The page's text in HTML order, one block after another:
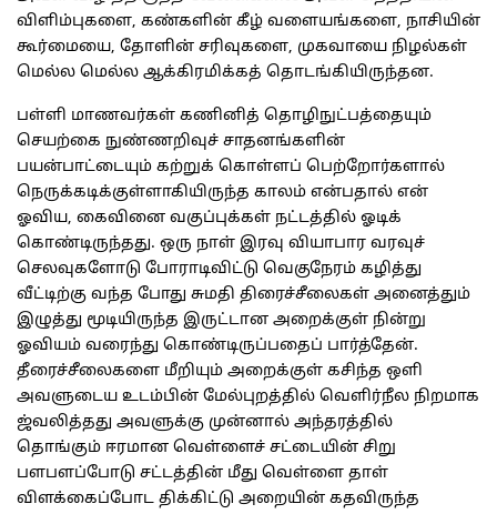
விளிம்புகளை, கண்களின் கீழ் வளையங்களை, நாசியின்
கூர்மையை, தோளின் சரிவுகளை, முகவாயை நிழல்கள்
மெல்ல மெல்ல ஆக்கிரமிக்கத் தொடங்கியிருந்தன.
பள்ளி மாணவர்கள் கணினித் தொழிநுட்பத்தையும்
செயற்கை நுண்ணறிவுச் சாதனங்களின்
பயன்பாட்டையும் கற்றுக் கொள்ளப் பெற்றோர்களால்
நெருக்கடிக்குள்ளாகியிருந்த காலம் என்பதால் என்
ஓவிய, கைவினை வகுப்புக்கள் நட்டத்தில் ஓடிக்
கொண்டிருந்தது. ஒரு நாள் இரவு வியாபார வரவுச்
செலவுகளோடு போராடிவிட்டு வெகுநேரம் கழித்து
வீட்டிற்கு வந்த போது சுமதி திரைச்சீலைகள் அனைத்தும்
இழுத்து மூடியிருந்த இருட்டான அறைக்குள் நின்று
ஓவியம் வரைந்து கொண்டிருப்பதைப் பார்த்தேன்.
தீரைச்சீலைகளை மீறியும் அறைக்குள் கசிந்த ஒளி
அவளுடைய உடம்பின் மேல்புறத்தில் வெளிர்நீல நிறமாக
ஜ்வலித்தது அவளுக்கு முன்னால் அந்தரத்தில்
தொங்கும் ஈரமான வெள்ளைச் சட்டையின் சிறு
பளபளப்போடு சட்டத்தின் மீது வெள்ளை தாள்
விளக்கைப்போட திக்கிட்டு அறையின் கதவிருந்த